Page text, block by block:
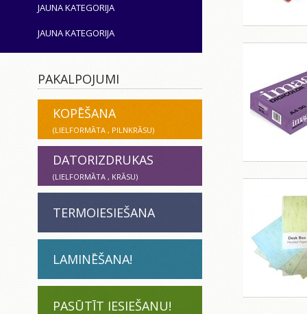
JAUNA KATEGORIJA
JAUNA KATEGORIJA
PAKALPOJUMI
KOPĒŠANA
(LIELFORMĀTA , PILNKRĀSU)
DATORIZDRUKAS
(LIELFORMĀTA , KRĀSU)
TERMOIESIEŠANA
LAMINĒŠANA!
PASŪTĪT IESIEŠANU!